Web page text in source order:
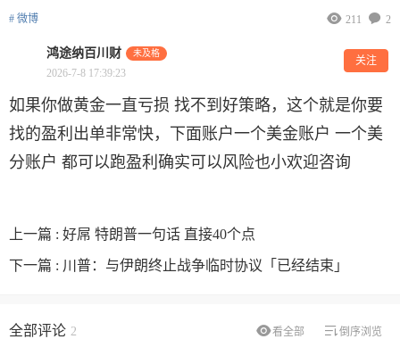
# 微博 2
211
鸿途纳百川财 未及格
2026-7-8 17:39:23
关注
如果你做黄金一直亏损 找不到好策略，这个就是你要
找的盈利出单非常快，下面账户一个美金账户 一个美
分账户 都可以跑盈利确实可以风险也小欢迎咨询
上一篇 : 好屌 特朗普一句话 直接40个点
下一篇 : 川普：与伊朗终止战争临时协议「已经结束」
看全部 倒序浏览
全部评论 2